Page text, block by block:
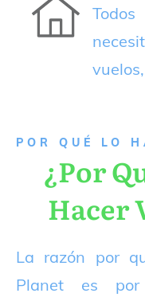
P OR QUÉ LO
¿Por
Hacer
La razón por
Planet es